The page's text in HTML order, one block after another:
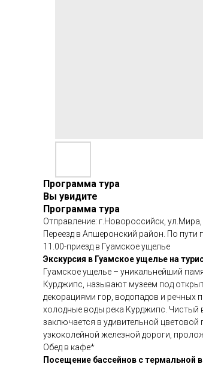
Программа тура
Вы увидите
Программа тура
Отправление: г.Новороссийск,
Переезд в Апшеронский район. По пути
11.00-приезд в Гуамское ущелье
Экскурсия в Гуамское ущелье на
Гуамское ущелье – уникальнейший
Курджипс, называют музеем под
декорациями гор, водопадов и речных
холодные воды река Курджипс. Чистый
заключается в удивительной
узкоколейной железной дороги,
Обед в кафе*
Посещение бассейнов с термальной